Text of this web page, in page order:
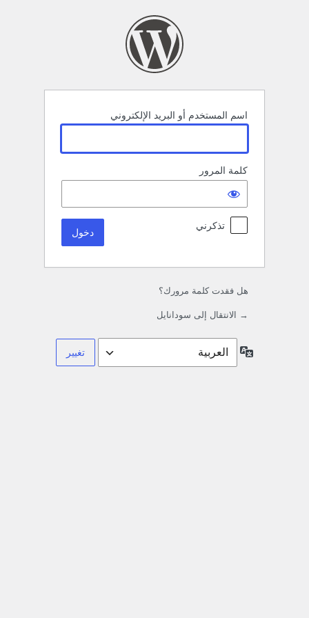
اسم المستخدم أو البريد الإلكتروني
كلمة المرور
تذكرني
هل فقدت كلمة مرورك؟
→ الانتقال إلى سودانايل
اللغة